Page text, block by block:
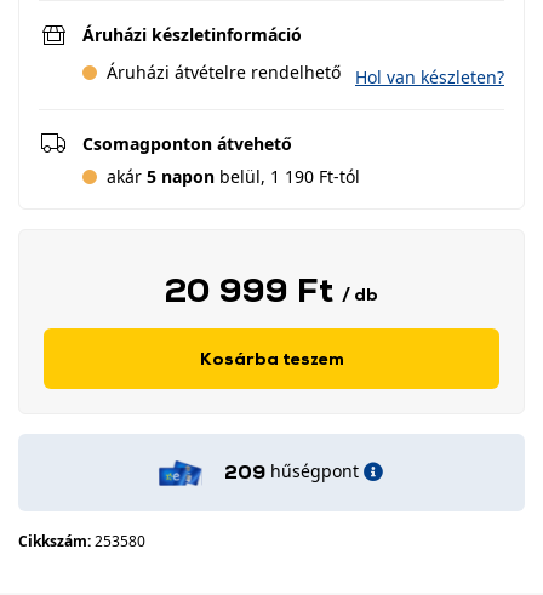
Áruházi készletinformáció
Áruházi átvételre rendelhető
Hol van készleten?
Csomagponton átvehető
akár 5 napon belül, 1 190 Ft-tól
20 999 Ft / db
Kosárba teszem
209 hűségpont
Cikkszám:253580